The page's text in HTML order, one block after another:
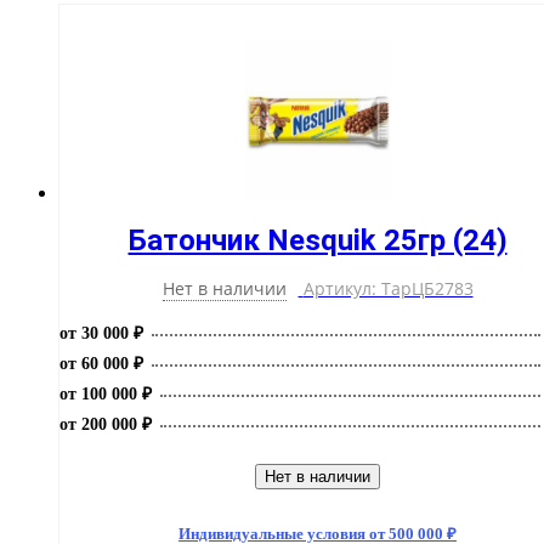
Батончик Nesquik 25гр (24)
Нет в наличии Артикул: ТарЦБ2783
от 30 000 ₽
от 60 000 ₽
от 100 000 ₽
от 200 000 ₽
Нет в наличии
Индивидуальные условия от 500 000 ₽